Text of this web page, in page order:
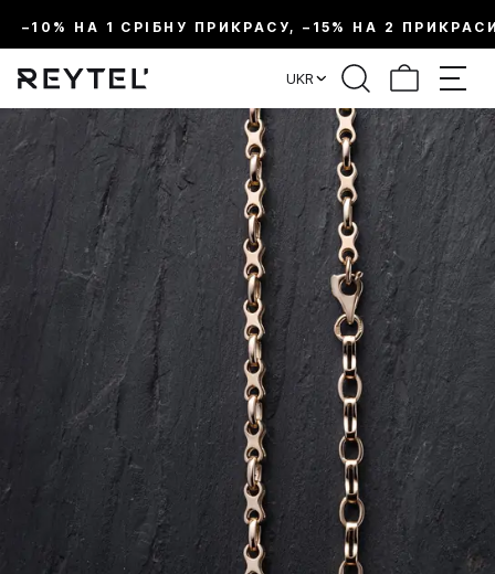
–10% НА 1 СРІБНУ ПРИКРАСУ, –15% НА 2
UKR